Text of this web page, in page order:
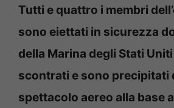
Tutti e quattro i membri
sono eiettati in sicurezza
della Marina degli Stati
scontrati e sono precipitati
spettacolo aereo alla base